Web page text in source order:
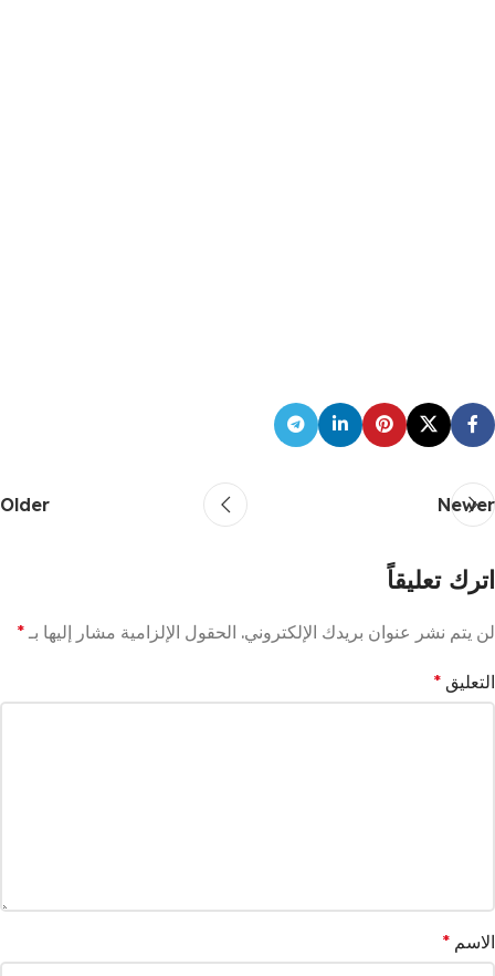
Newer
Older
اترك تعليقاً
لن يتم نشر عنوان بريدك الإلكتروني. الحقول الإلزامية مشار إليها بـ *
التعليق *
الاسم *